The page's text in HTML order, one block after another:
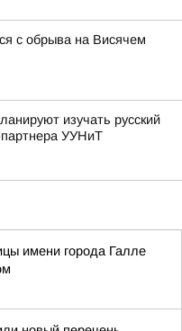
с обрыва на Висячем
изучать русский
партнера УУНиТ
имени города Галле